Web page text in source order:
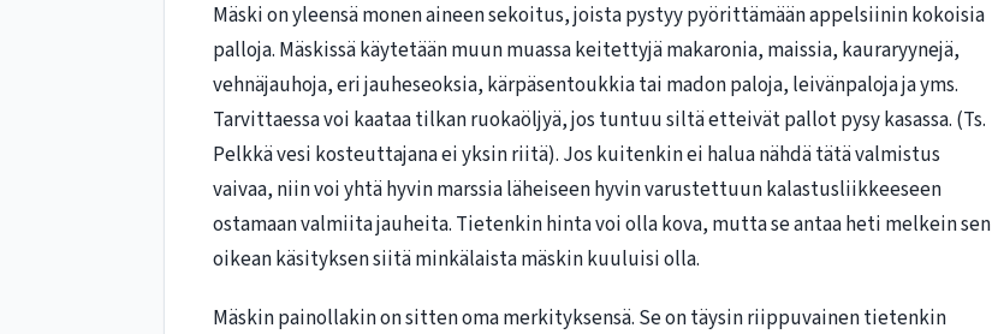
Mäski on yleensä monen aineen sekoitus, joista pystyy pyörittämään appelsiinin kokoisia
palloja. Mäskissä käytetään muun muassa keitettyjä makaronia, maissia, kauraryynejä,
vehnäjauhoja, eri jauheseoksia, kärpäsentoukkia tai madon paloja, leivänpaloja ja yms.
Tarvittaessa voi kaataa tilkan ruokaöljyä, jos tuntuu siltä etteivät pallot pysy kasassa. (Ts.
Pelkkä vesi kosteuttajana ei yksin riitä). Jos kuitenkin ei halua nähdä tätä valmistus
vaivaa, niin voi yhtä hyvin marssia läheiseen hyvin varustettuun kalastusliikkeeseen
ostamaan valmiita jauheita. Tietenkin hinta voi olla kova, mutta se antaa heti melkein sen
oikean käsityksen siitä minkälaista mäskin kuuluisi olla.
Mäskin painollakin on sitten oma merkityksensä. Se on täysin riippuvainen tietenkin